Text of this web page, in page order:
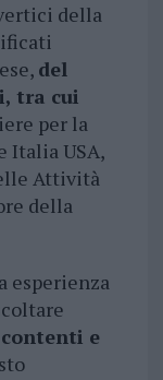
della
del
tra cui
per la
Italia USA,
Attività
della
esperienza
e